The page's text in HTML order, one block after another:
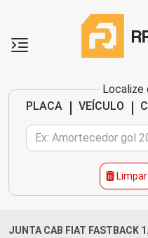
Localize
PLACA
| VEÍCULO |
Limpar
JUNTA CAB FIAT FASTBACK